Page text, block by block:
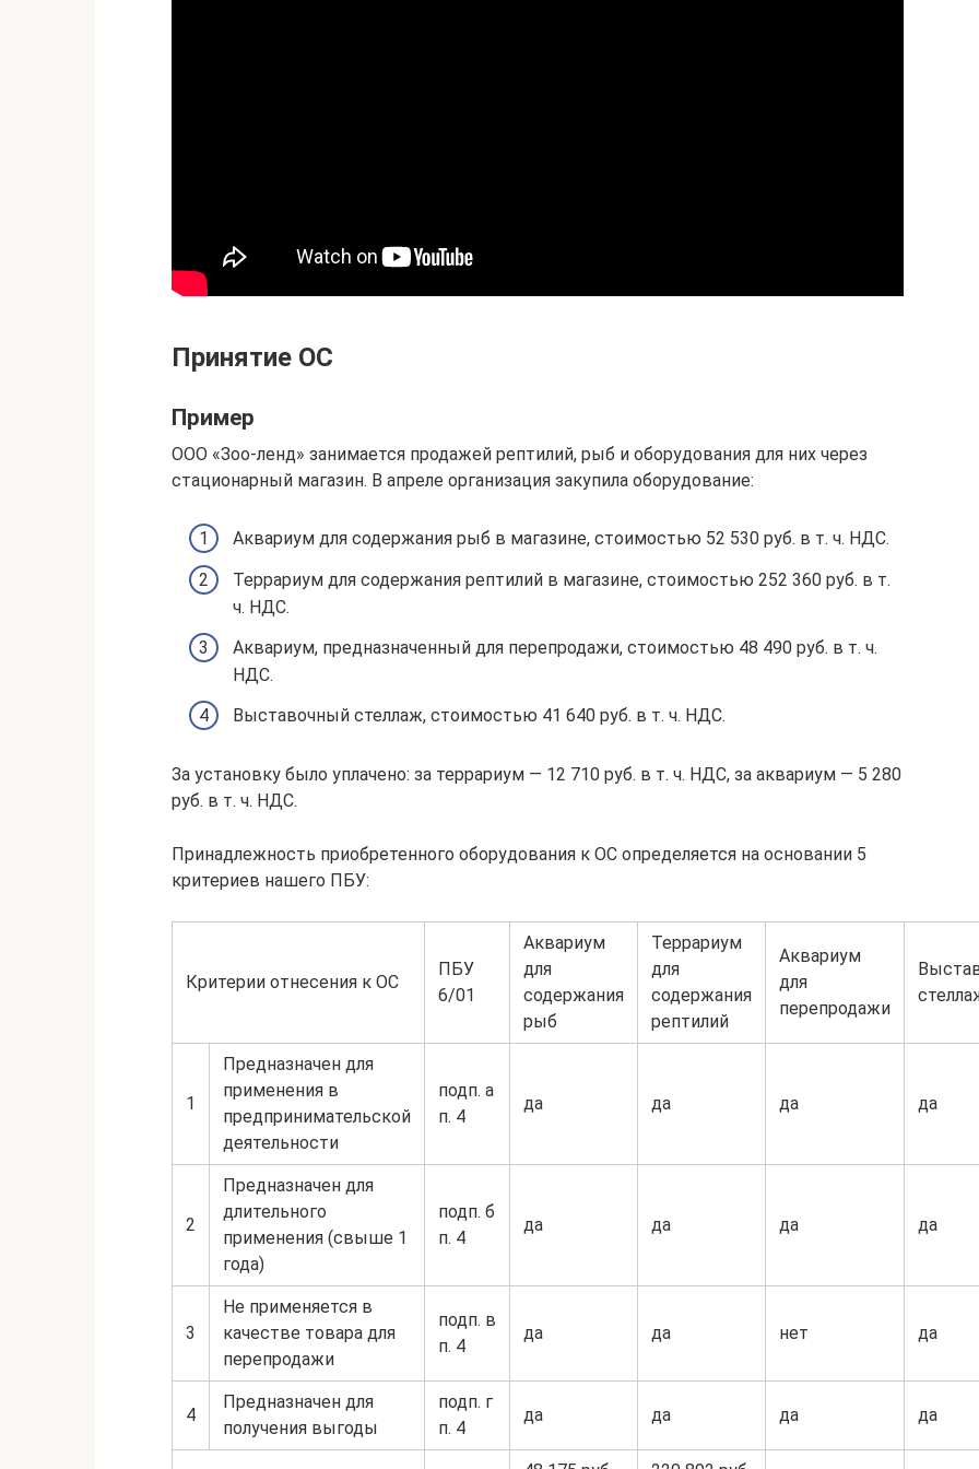
Принятие ОС
Пример
ООО «Зоо-ленд» занимается продажей рептилий, рыб и оборудования для них через
стационарный магазин. В апреле организация закупила оборудование:
Аквариум для содержания рыб в магазине, стоимостью 52 530 руб. в т. ч. НДС.
Террариум для содержания рептилий в магазине, стоимостью 252 360 руб. в т.
ч. НДС.
Аквариум, предназначенный для перепродажи, стоимостью 48 490 руб. в т. ч.
НДС.
Выставочный стеллаж, стоимостью 41 640 руб. в т. ч. НДС.
За установку было уплачено: за террариум — 12 710 руб. в т. ч. НДС, за аквариум — 5 280
руб. в т. ч. НДС.
Принадлежность приобретенного оборудования к ОС определяется на основании 5
критериев нашего ПБУ:
Критерии отнесения к ОС
ПБУ
6/01
Аквариум
для
содержания
рыб
Террариум
для
содержания
рептилий
Аквариум
для
перепродажи
1
Предназначен для
применения в
предпринимательской
деятельности
подп. а
п. 4
да да да да
2
Предназначен для
длительного
применения (свыше 1
года)
подп. б
п. 4
да да да да
3
Не применяется в
качестве товара для
перепродажи
подп. в
п. 4
да да нет да
4
Предназначен для
получения выгоды
подп. г
п. 4
да да да да